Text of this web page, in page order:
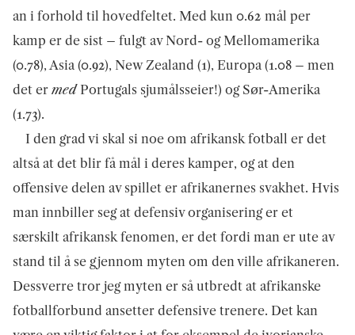
an i forhold til hovedfeltet. Med kun 0.62 mål per
kamp er de sist – fulgt av Nord- og Mellomamerika
(0.78), Asia (0.92), New Zealand (1), Europa (1.08 – men
det er medPortugals sjumålsseier!) og Sør-Amerika
(1.73).
I den grad vi skal si noe om afrikansk fotball er det
altså at det blir få mål i deres kamper, og at den
offensive delen av spillet er afrikanernes svakhet. Hvis
man innbiller seg at defensiv organisering er et
særskilt afrikansk fenomen, er det fordi man er ute av
stand til å se gjennom myten om den ville afrikaneren.
Dessverre tror jeg myten er så utbredt at afrikanske
fotballforbund ansetter defensive trenere. Det kan